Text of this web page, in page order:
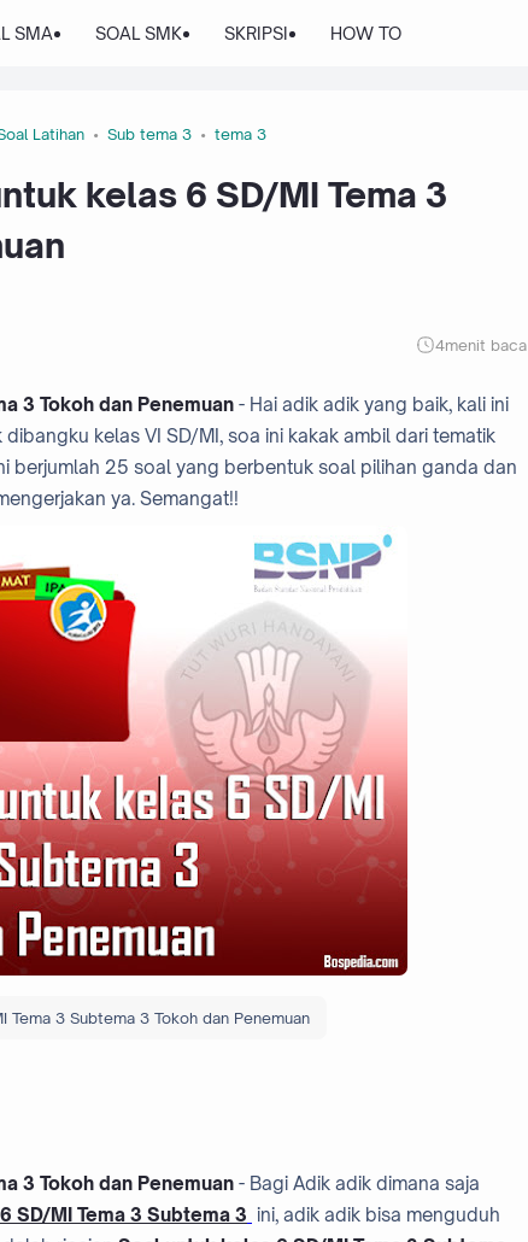
SMA SOAL SMK SKRIPSI HOW TO
Latihan Sub tema 3 tema 3
kelas 6 SD/MI Tema 3
4menit baca
3 Tokoh dan Penemuan - Hai adik adik yang baik, kali ini
kelas VI SD/MI, soa ini kakak ambil dari tematik
berjumlah 25 soal yang berbentuk soal pilihan ganda dan
ya. Semangat!!
3 Subtema 3 Tokoh dan Penemuan
3 Tokoh dan Penemuan - Bagi Adik adik dimana saja
SD/MI Tema 3 Subtema 3 ini, adik adik bisa menguduh